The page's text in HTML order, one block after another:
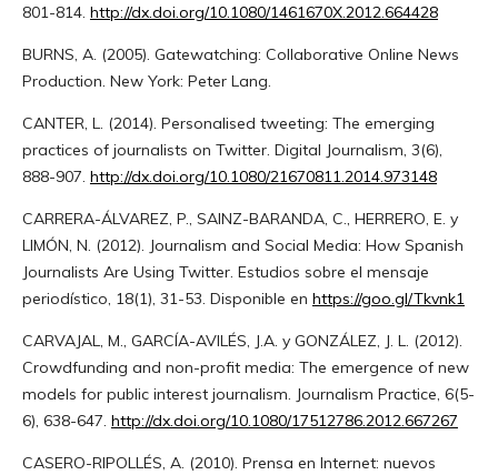
801-814. http://dx.doi.org/10.1080/1461670X.2012.664428
BURNS, A. (2005). Gatewatching: Collaborative Online News
Production. New York: Peter Lang.
CANTER, L. (2014). Personalised tweeting: The emerging
practices of journalists on Twitter. Digital Journalism, 3(6),
888-907. http://dx.doi.org/10.1080/21670811.2014.973148
CARRERA-ÁLVAREZ, P., SAINZ-BARANDA, C., HERRERO, E. y
LIMÓN, N. (2012). Journalism and Social Media: How Spanish
Journalists Are Using Twitter. Estudios sobre el mensaje
periodístico, 18(1), 31-53. Disponible en https://goo.gl/Tkvnk1
CARVAJAL, M., GARCÍA-AVILÉS, J.A. y GONZÁLEZ, J. L. (2012).
Crowdfunding and non-profit media: The emergence of new
models for public interest journalism. Journalism Practice, 6(5-
6), 638-647. http://dx.doi.org/10.1080/17512786.2012.667267
CASERO-RIPOLLÉS, A. (2010). Prensa en Internet: nuevos